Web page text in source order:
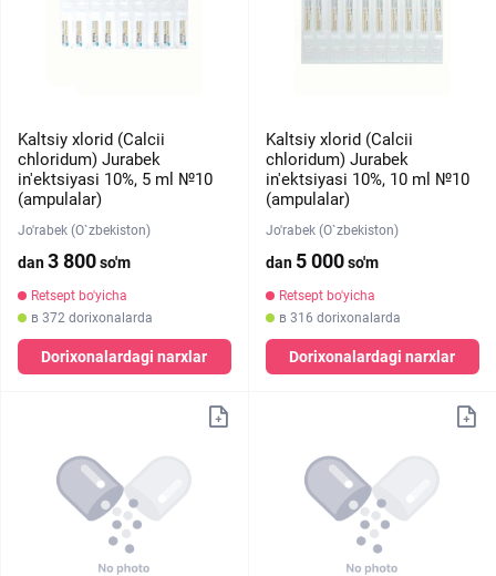
Kaltsiy xlorid (Calcii
chloridum) Jurabek
in'ektsiyasi 10%, 5 ml №10
(ampulalar)
Jo'rabek (O`zbekiston)
dan3 800so'm
Retsept bo'yicha
в 372 dorixonalarda
Dorixonalardagi narxlar
Kaltsiy xlorid (Calcii
chloridum) Jurabek
in'ektsiyasi 10%, 10 ml №10
(ampulalar)
Jo'rabek (O`zbekiston)
dan 5 000so'm
Retsept bo'yicha
в 316 dorixonalarda
Dorixonalardagi narxlar